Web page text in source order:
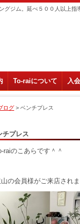
ジム。延べ５００人以上指
To-raiについて 入
ログ > ベンチプレス
チプレス
raiのこあらです＾＾
の会員様がご来店され